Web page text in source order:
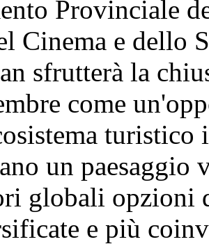
Provinciale
Cinema e dello
sfrutterà la
come
un paesaggio
globali opzioni
e più